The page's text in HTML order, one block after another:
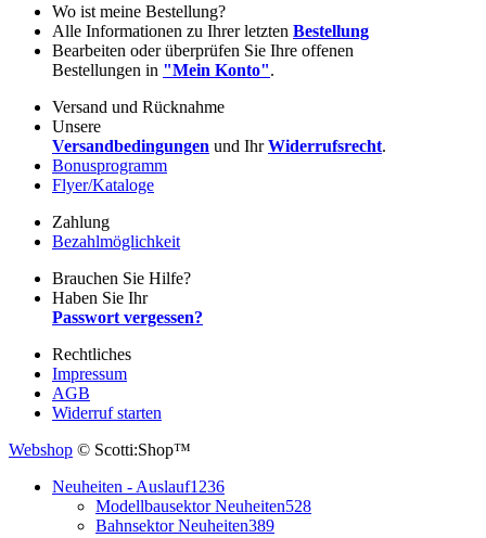
Wo ist meine Bestellung?
Alle Informationen zu Ihrer letzten Bestellung
Bearbeiten oder überprüfen Sie Ihre offenen
Bestellungen in "Mein Konto".
Versand und Rücknahme
Unsere
Versandbedingungen und IhrWiderrufsrecht.
Bonusprogramm
Flyer/Kataloge
Zahlung
Bezahlmöglichkeit
Brauchen Sie Hilfe?
Haben Sie Ihr
Passwort vergessen?
Rechtliches
Impressum
AGB
Widerruf starten
Webshop © Scotti:Shop™
Neuheiten - Auslauf1236
Modellbausektor Neuheiten528
Bahnsektor Neuheiten389